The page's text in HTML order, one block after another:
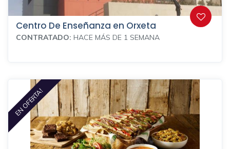
Centro De Enseñanza en Orxeta
CONTRATADO: HACE MÁS DE 1 SEMANA
EN OFERTA!